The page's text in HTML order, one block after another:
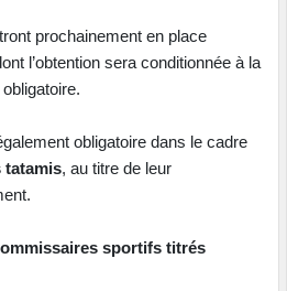
prochainement en place
l’obtention sera conditionnée à la
obligatoire dans le cadre
tatamis, au titre de leur
sportifs titrés